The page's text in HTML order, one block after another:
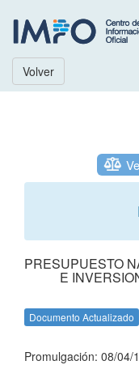
Volver
PRESUPUESTO
E
Documento Actualizado
Promulgación: 08/04/